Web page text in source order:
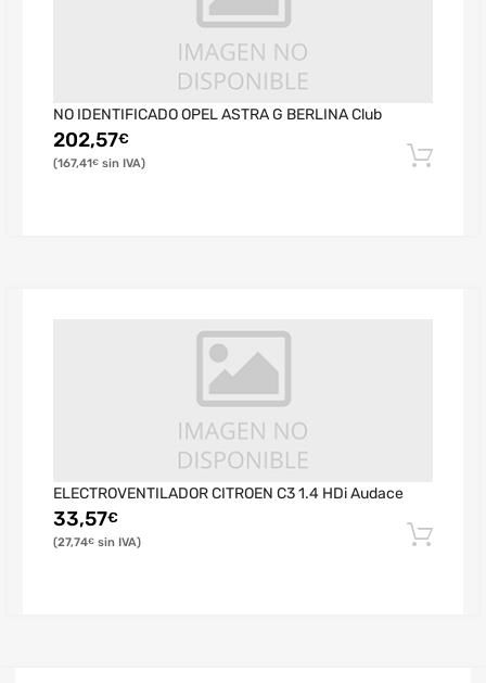
NO IDENTIFICADO OPEL ASTRA G BERLINA Club
202,57€
167,41€
ELECTROVENTILADOR CITROEN C3 1.4 HDi Audace
33,57€
27,74€